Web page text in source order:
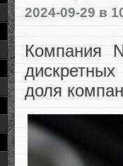
2024-09-29 в
Компания
доля